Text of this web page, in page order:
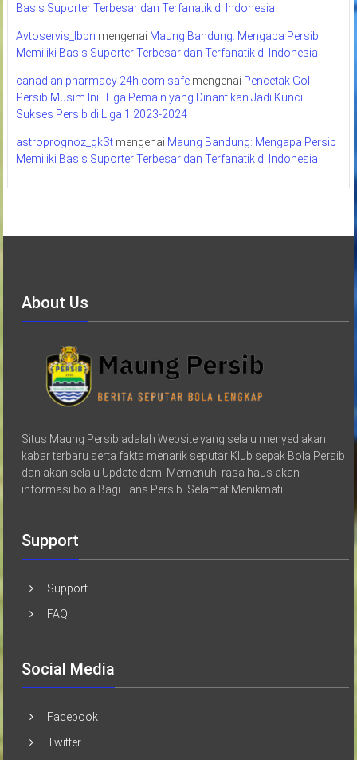
Basis Suporter Terbesar dan Terfanatik di Indonesia
Avtoservis_lbpn mengenai Maung Bandung: Mengapa Persib
Memiliki Basis Suporter Terbesar dan Terfanatik di Indonesia
canadian pharmacy 24h com safemengenai Pencetak Gol
Persib Musim Ini: Tiga Pemain yang Dinantikan Jadi Kunci
Sukses Persib di Liga 1 2023-2024
astroprognoz_gkStmengenai Maung Bandung: Mengapa Persib
Memiliki Basis Suporter Terbesar dan Terfanatik di Indonesia
About Us
Situs Maung Persib adalah Website yang selalu menyediakan
kabar terbaru serta fakta menarik seputar Klub sepak Bola Persib
dan akan selalu Update demi Memenuhi rasa haus akan
informasi bola Bagi Fans Persib. Selamat Menikmati!
Support
Support
FAQ
Social Media
Facebook
Twitter